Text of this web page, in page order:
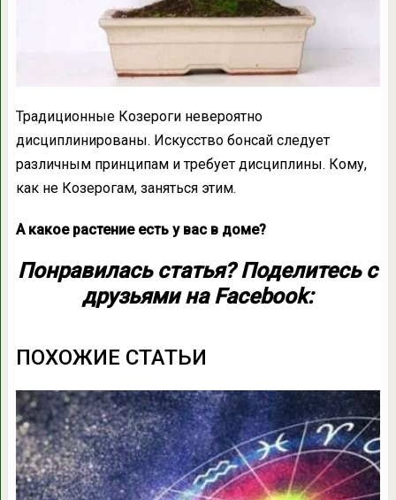
Традиционные Козероги невероятно
дисциплинированы. Искусство бонсай следует
различным принципам и требует дисциплины. Кому,
как не Козерогам, заняться этим.
А какое растение есть у вас в доме?
Понравилась статья? Поделитесь с
друзьями на Facebook:
ПОХОЖИЕ СТАТЬИ